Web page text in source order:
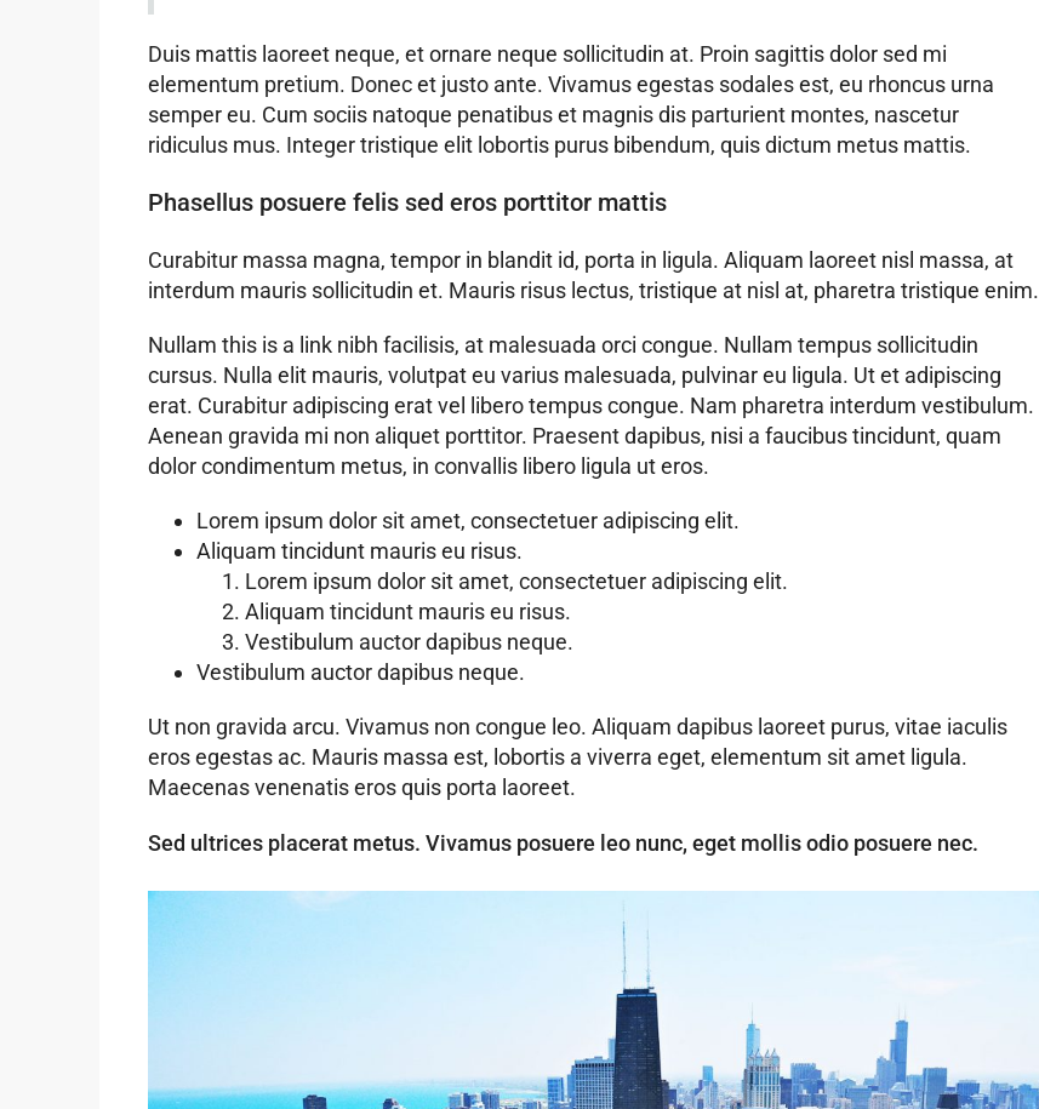
Duis mattis laoreet neque, et ornare neque sollicitudin at. Proin sagittis dolor sed mi
elementum pretium. Donec et justo ante. Vivamus egestas sodales est, eu rhoncus urna
semper eu. Cum sociis natoque penatibus et magnis dis parturient montes, nascetur
ridiculus mus. Integer tristique elit lobortis purus bibendum, quis dictum metus mattis.
Phasellus posuere felis sed eros porttitor mattis
Curabitur massa magna, tempor in blandit id, porta in ligula. Aliquam laoreet nisl massa, at
interdum mauris sollicitudin et. Mauris risus lectus, tristique at nisl at, pharetra tristique enim.
Nullam this is a link nibh facilisis, at malesuada orci congue. Nullam tempus sollicitudin
cursus. Nulla elit mauris, volutpat eu varius malesuada, pulvinar eu ligula. Ut et adipiscing
erat. Curabitur adipiscing erat vel libero tempus congue. Nam pharetra interdum vestibulum.
Aenean gravida mi non aliquet porttitor. Praesent dapibus, nisi a faucibus tincidunt, quam
dolor condimentum metus, in convallis libero ligula ut eros.
Lorem ipsum dolor sit amet, consectetuer adipiscing elit.
Aliquam tincidunt mauris eu risus.
Lorem ipsum dolor sit amet, consectetuer adipiscing elit.
Aliquam tincidunt mauris eu risus.
Vestibulum auctor dapibus neque.
Vestibulum auctor dapibus neque.
Ut non gravida arcu. Vivamus non congue leo. Aliquam dapibus laoreet purus, vitae iaculis
eros egestas ac. Mauris massa est, lobortis a viverra eget, elementum sit amet ligula.
Maecenas venenatis eros quis porta laoreet.
Sed ultrices placerat metus. Vivamus posuere leo nunc, eget mollis odio posuere nec.